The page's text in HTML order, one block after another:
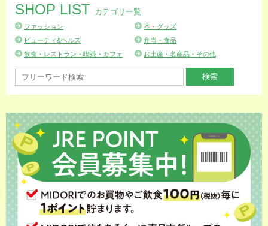
SHOP LIST カテゴリ一覧
ファッション
本・グッズ
ビューティ&ヘルス
弁当・食品
飲食・レストラン・喫茶・カフェ
お土産・名産品・その他